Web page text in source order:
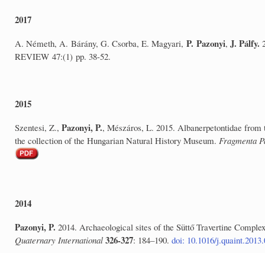
2017
A. Németh, A. Bárány, G. Csorba, E. Magyari, P. Pazonyi, J. Pálfy.
REVIEW 47:(1) pp. 38-52.
2015
Szentesi, Z., Pazonyi, P., Mészáros, L. 2015. Albanerpetontidae
the collection of the Hungarian Natural History Museum. Fragmenta
2014
Pazonyi, P. 2014. Archaeological sites of the Süttő Travertine
Quaternary International 326-327: 184–190. doi: 10.1016/